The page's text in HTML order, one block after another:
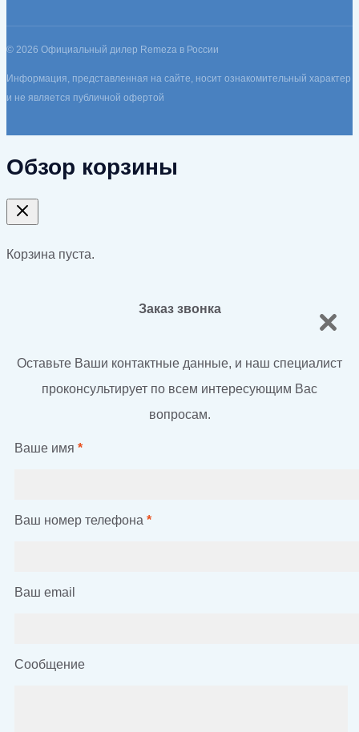
© 2026 Официальный дилер Remeza в России
Информация, представленная на сайте, носит ознакомительный характер
и не является публичной офертой
Обзор корзины
Корзина пуста.
Заказ звонка
Оставьте Ваши контактные данные, и наш специалист
проконсультирует по всем интересующим Вас
вопросам.
Ваше имя *
Ваш номер телефона *
Ваш email
Сообщение